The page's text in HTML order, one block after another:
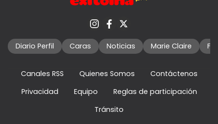
Diario Perfil Caras Noticias Marie Claire
Canales RSS Quienes Somos
Contáctenos
Privacidad
Equipo
Reglas de participación
Tránsito